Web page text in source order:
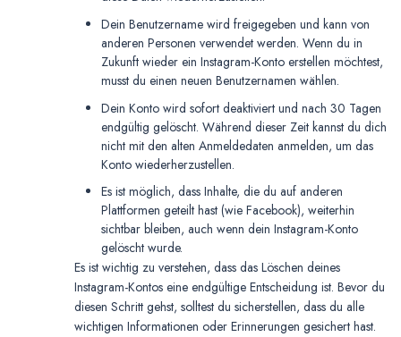
Dein Benutzername wird freigegeben und kann von
anderen Personen verwendet werden. Wenn du in
Zukunft wieder ein Instagram-Konto erstellen möchtest,
musst du einen neuen Benutzernamen wählen.
Dein Konto wird sofort deaktiviert und nach 30 Tagen
endgültig gelöscht. Während dieser Zeit kannst du dich
nicht mit den alten Anmeldedaten anmelden, um das
Konto wiederherzustellen.
Es ist möglich, dass Inhalte, die du auf anderen
Plattformen geteilt hast (wie Facebook), weiterhin
sichtbar bleiben, auch wenn dein Instagram-Konto
gelöscht wurde.
Es ist wichtig zu verstehen, dass das Löschen deines
Instagram-Kontos eine endgültige Entscheidung ist. Bevor du
diesen Schritt gehst, solltest du sicherstellen, dass du alle
wichtigen Informationen oder Erinnerungen gesichert hast.